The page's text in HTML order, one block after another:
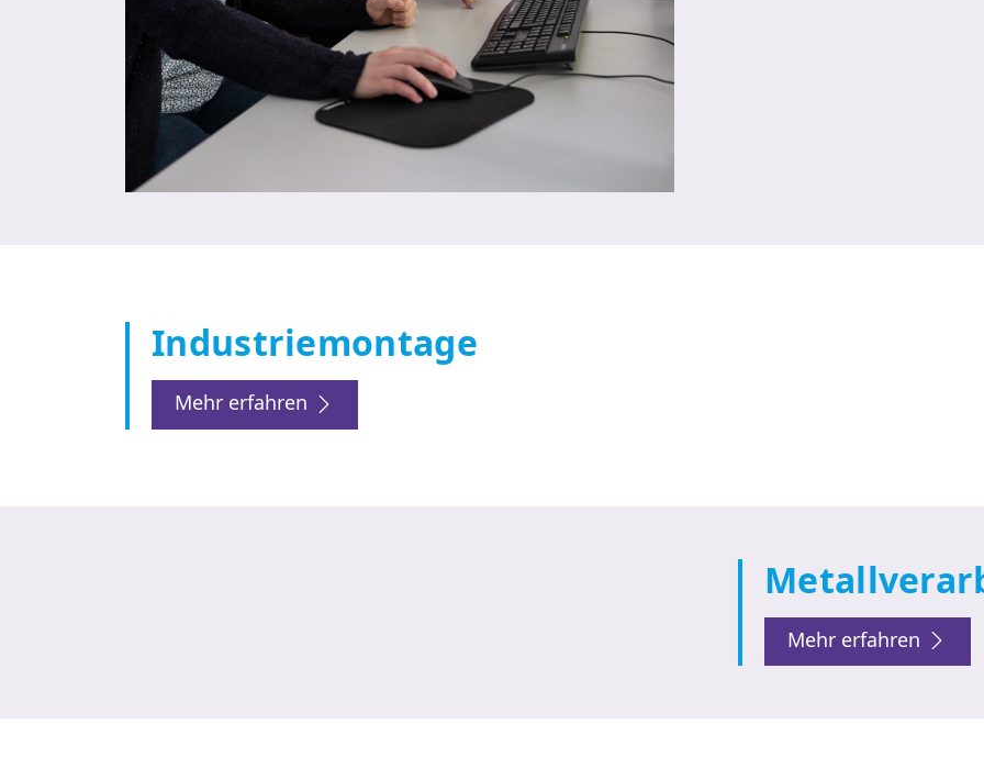
Industriemontage
Mehr erfahren
Mehr erfahren